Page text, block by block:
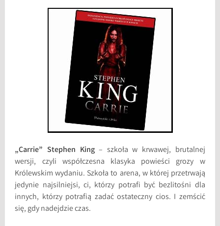
„Carrie” Stephen King– szkoła w krwawej, brutalnej
wersji, czyli współczesna klasyka powieści grozy w
Królewskim wydaniu. Szkoła to arena, w której przetrwają
jedynie najsilniejsi, ci, którzy potrafi być bezlitośni dla
innych, którzy potrafią zadać ostateczny cios. I zemścić
się, gdy nadejdzie czas.